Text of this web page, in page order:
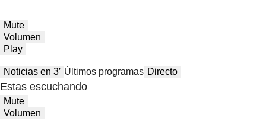
Mute
Volumen
Play
Noticias en 3′ Últimos programas Directo
Estas escuchando
Mute
Volumen